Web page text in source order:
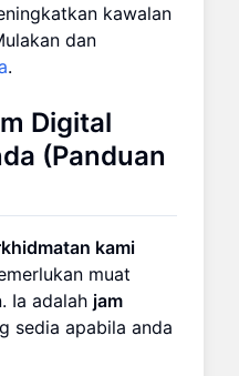
kawalan
dan
.
Digital
(Panduan
kami
muat
Ia adalah jam
sedia apabila anda